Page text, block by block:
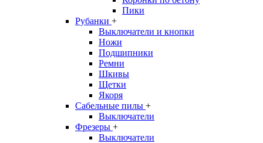
Пики
Рубанки +
Выключатели и кнопки
Ножи
Подшипники
Ремни
Шкивы
Щетки
Якоря
Сабельные пилы +
Выключатели
Фрезеры +
Выключатели